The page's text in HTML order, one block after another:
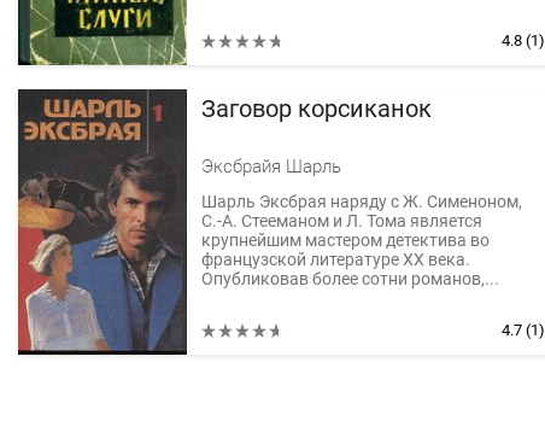
4.8 (1)
Заговор корсиканок
Эксбрайя Шарль
Шарль Эксбрая наряду с Ж. Сименоном,
С.-А. Стееманом и Л. Тома является
крупнейшим мастером детектива во
французской литературе XX века.
Опубликовав более сотни романов,...
4.7 (1)